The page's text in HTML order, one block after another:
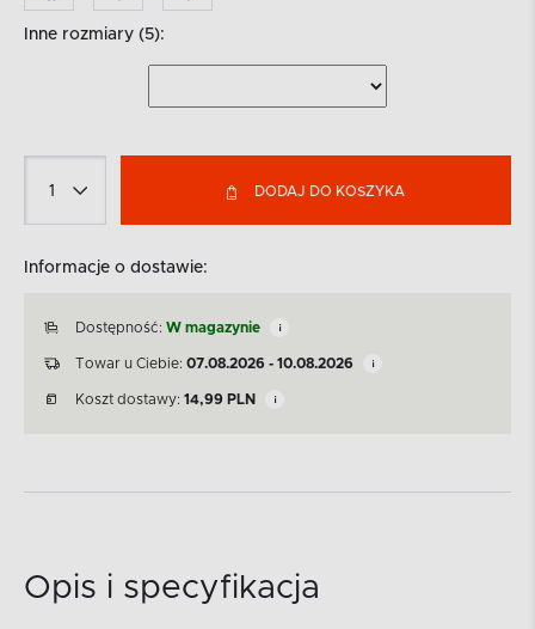
Inne rozmiary (5):
DODAJ DO KOSZYKA
Informacje o dostawie:
Dostępność: W magazynie
Towar u Ciebie: 07.08.2026 - 10.08.2026
Koszt dostawy: 14,99 PLN
Opis i specyfikacja